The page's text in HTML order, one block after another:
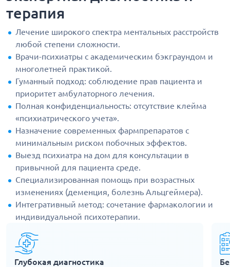
терапия
Лечение широкого спектра ментальных расстройств
любой степени сложности.
Врачи-психиатры с академическим бэкграундом и
многолетней практикой.
Гуманный подход: соблюдение прав пациента и
приоритет амбулаторного лечения.
Полная конфиденциальность: отсутствие клейма
«психиатрического учета».
Назначение современных фармпрепаратов с
минимальным риском побочных эффектов.
Выезд психиатра на дом для консультации в
привычной для пациента среде.
Специализированная помощь при возрастных
изменениях (деменция, болезнь Альцгеймера).
Интегративный метод: сочетание фармакологии и
индивидуальной психотерапии.
Глубокая диагностика